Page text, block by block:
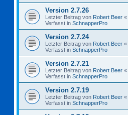
Version 2.7.26
Letzter Beitrag von Robert Beer «
Verfasst in SchnapperPro
Version 2.7.24
Letzter Beitrag von Robert Beer «
Verfasst in SchnapperPro
Version 2.7.21
Letzter Beitrag von Robert Beer «
Verfasst in SchnapperPro
Version 2.7.19
Letzter Beitrag von Robert Beer «
Verfasst in SchnapperPro